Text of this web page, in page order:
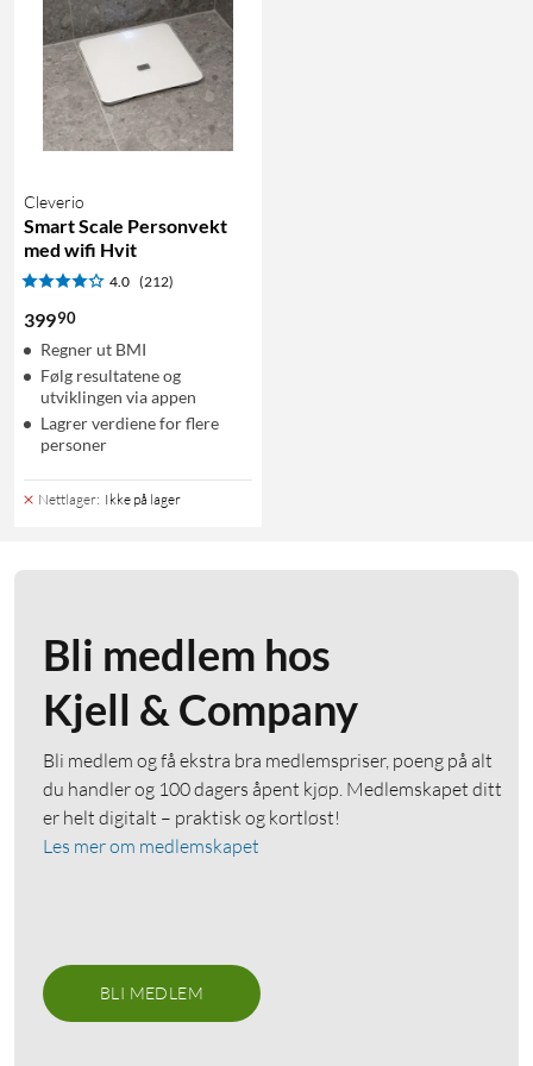
Cleverio
Smart Scale Personvekt
med wifi Hvit
4.0 (212)
39990
Regner ut BMI
Følg resultatene og
utviklingen via appen
Lagrer verdiene for flere
personer
Nettlager: Ikke på lager
Bli medlem hos
Kjell & Company
Bli medlem og få ekstra bra medlemspriser, poeng på alt
du handler og 100 dagers åpent kjøp. Medlemskapet ditt
er helt digitalt – praktisk og kortløst!
Les mer om medlemskapet
BLI MEDLEM